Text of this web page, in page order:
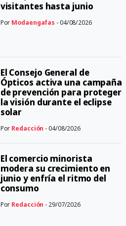
visitantes hasta junio
Por Modaengafas - 04/08/2026
El Consejo General de
Ópticos activa una campaña
de prevención para proteger
la visión durante el eclipse
solar
Por Redacción - 04/08/2026
El comercio minorista
modera su crecimiento en
junio y enfría el ritmo del
consumo
Por Redacción - 29/07/2026